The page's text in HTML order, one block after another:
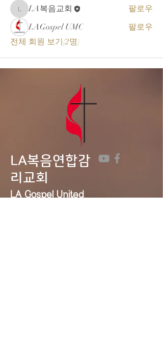
LA복음교회
LA복음교회
팔로우
LAGospel UMC
팔로우
전체 회원 보기(2명)
LA복음연합감
리교회
LA Gospel United